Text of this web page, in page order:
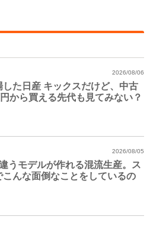
した日産 キックスだけど、中古
から買える先代も見てみない？
2026/08/06
うモデルが作れる混流生産。ス
こんな面倒なことをしているの
2026/08/05